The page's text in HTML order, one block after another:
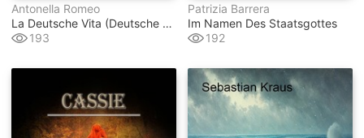
Antonella Romeo
La Deutsche Vita (deutsche Fassung)
193
Patrizia Barrera
Im Namen Des Staatsgottes
192